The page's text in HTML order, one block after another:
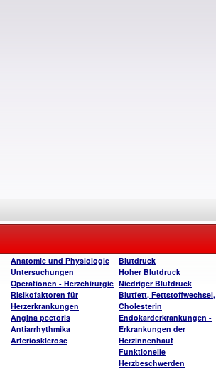
Anatomie und Physiologie
Untersuchungen
Operationen - Herzchirurgie
Risikofaktoren für
Herzerkrankungen
Angina pectoris
Antiarrhythmika
Arteriosklerose
Blutdruck
Hoher Blutdruck
Niedriger Blutdruck
Blutfett, Fettstoffwechsel,
Cholesterin
Endokarderkrankungen -
Erkrankungen der
Herzinnenhaut
Funktionelle
Herzbeschwerden